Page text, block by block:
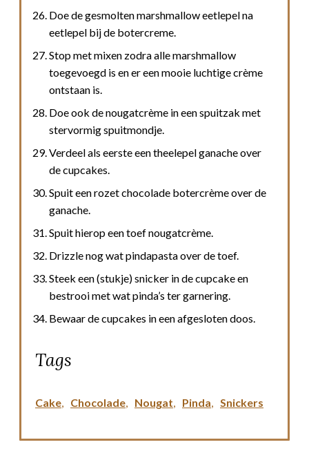
Doe de gesmolten marshmallow eetlepel na
eetlepel bij de botercreme.
Stop met mixen zodra alle marshmallow
toegevoegd is en er een mooie luchtige crème
ontstaan is.
Doe ook de nougatcrème in een spuitzak met
stervormig spuitmondje.
Verdeel als eerste een theelepel ganache over
de cupcakes.
Spuit een rozet chocolade botercrème over de
ganache.
Spuit hierop een toef nougatcrème.
Drizzle nog wat pindapasta over de toef.
Steek een (stukje) snicker in de cupcake en
bestrooi met wat pinda’s ter garnering.
Bewaar de cupcakes in een afgesloten doos.
Tags
Cake Chocolade Nougat Pinda Snickers